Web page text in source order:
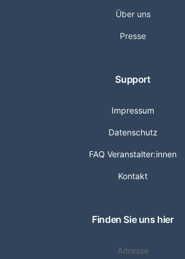
Über uns
Presse
Support
Impressum
Datenschutz
FAQ Veranstalter:innen
Kontakt
Finden Sie uns hier
Adresse